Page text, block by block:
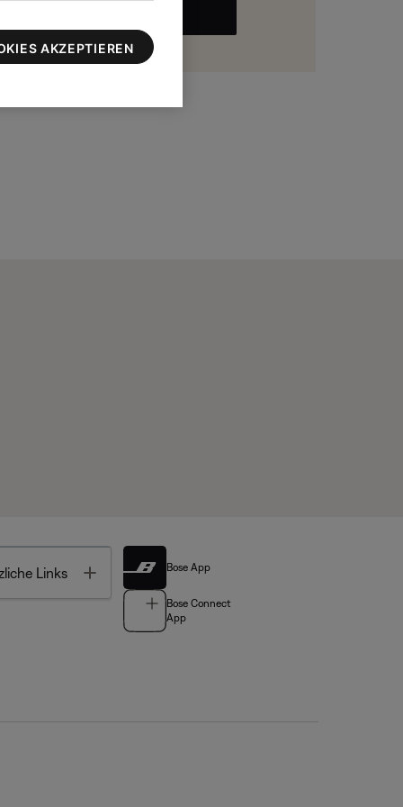
Links Toggle Bose App
Bose Connect
App
AKZEPTIEREN